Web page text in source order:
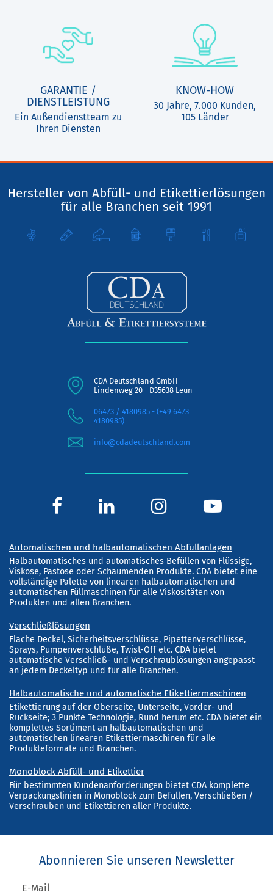
GARANTIE /
DIENSTLEISTUNG
Ein Außendienstteam zu
Ihren Diensten
KNOW-HOW
30 Jahre, 7.000 Kunden,
105 Länder
Hersteller von Abfüll- und Etikettierlösungen
für alle Branchen seit 1991
CDA Deutschland GmbH -
Lindenweg 20 - D35638 Leun
06473 / 4180985 - (+49 6473
4180985)
info@cdadeutschland.com
Automatischen und halbautomatischen Abfüllanlagen
Halbautomatisches und automatisches Befüllen von Flüssige,
Viskose, Pastöse oder Schäumenden Produkte. CDA bietet eine
vollständige Palette von linearen halbautomatischen und
automatischen Füllmaschinen für alle Viskositäten von
Produkten und allen Branchen.
Verschließlösungen
Flache Deckel, Sicherheitsverschlüsse, Pipettenverschlüsse,
Sprays, Pumpenverschlüße, Twist-Off etc. CDA bietet
automatische Verschließ- und Verschraublösungen angepasst
an jedem Deckeltyp und für alle Branchen.
Halbautomatische und automatische Etikettiermaschinen
Etikettierung auf der Oberseite, Unterseite, Vorder- und
Rückseite; 3 Punkte Technologie, Rund herum etc. CDA bietet ein
komplettes Sortiment an halbautomatischen und
automatischen linearen Etikettiermaschinen für alle
Produkteformate und Branchen.
Monoblock Abfüll- und Etikettier
Für bestimmten Kundenanforderungen bietet CDA komplette
Verpackungslinien in Monoblock zum Befüllen, Verschließen /
Verschrauben und Etikettieren aller Produkte.
Abonnieren Sie unseren Newsletter
E-Mail